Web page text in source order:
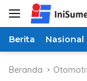
Langsung
Berita Nasional
Beranda